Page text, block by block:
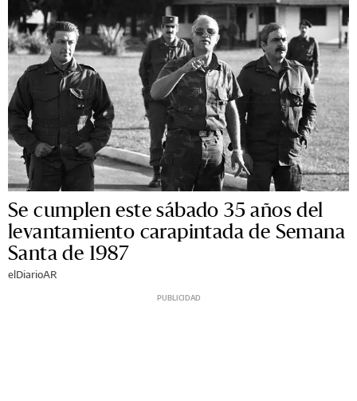
Se cumplen este sábado 35 años del
levantamiento carapintada de Semana
Santa de 1987
elDiarioAR